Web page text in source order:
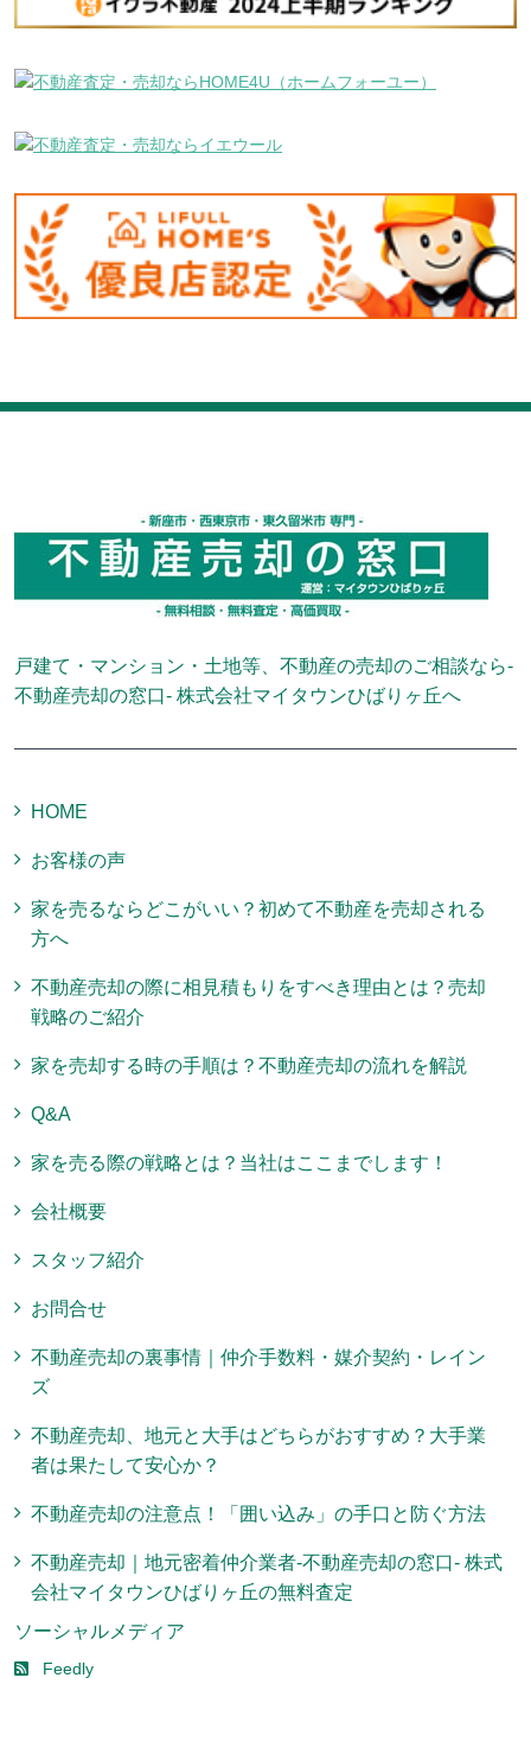
戸建て・マンション・土地等、不動産の売却のご相談なら-
不動産売却の窓口- 株式会社マイタウンひばりヶ丘へ
HOME
お客様の声
家を売るならどこがいい？初めて不動産を売却される
方へ
不動産売却の際に相見積もりをすべき理由とは？売却
戦略のご紹介
家を売却する時の手順は？不動産売却の流れを解説
Q&A
家を売る際の戦略とは？当社はここまでします！
会社概要
スタッフ紹介
お問合せ
不動産売却の裏事情｜仲介手数料・媒介契約・レイン
ズ
不動産売却、地元と大手はどちらがおすすめ？大手業
者は果たして安心か？
不動産売却の注意点！「囲い込み」の手口と防ぐ方法
不動産売却｜地元密着仲介業者-不動産売却の窓口- 株式
会社マイタウンひばりヶ丘の無料査定
ソーシャルメディア
Feedly